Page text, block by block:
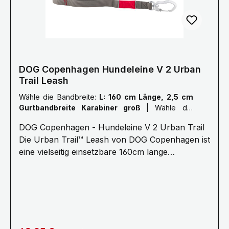
sind flexibel. Das ist komfortabler für alle und
DOG Copenhagen Hundeleine V 2 Urban
Trail Leash
Wähle die Bandbreite: L: 160 cm Länge, 2,5 cm
Gurtbandbreite Karabiner groß
DOG Copenhagen - Hundeleine V 2 Urban Trail
Die Urban Trail™ Leash von DOG Copenhagen ist
eine vielseitig einsetzbare 160cm lange
weichen, mit Neopren gepolsterten Griff,